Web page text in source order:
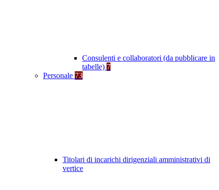
Consulenti e collaboratori (da pubblicare in
tabelle) 7
Personale 73
Titolari di incarichi dirigenziali amministrativi di
vertice